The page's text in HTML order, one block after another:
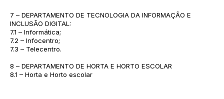
7 – DEPARTAMENTO DE TECNOLOGIA DA INFORMAÇÃO E
INCLUSÃO DIGITAL:
7.1 – Informática;
7.2 – Infocentro;
7.3 – Telecentro.
8 – DEPARTAMENTO DE HORTA E HORTO ESCOLAR
8.1 – Horta e Horto escolar